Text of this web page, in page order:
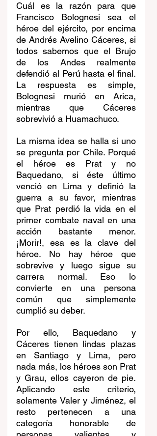
Cuál es la razón para que
Francisco Bolognesi sea el
héroe del ejército, por encima
de Andrés Avelino Cáceres, si
todos sabemos que el Brujo
de los Andes realmente
defendió al Perú hasta el final.
La respuesta es simple,
Bolognesi murió en Arica,
mientras que Cáceres
sobrevivió a Huamachuco.
La misma idea se halla si uno
se pregunta por Chile. Porqué
el héroe es Prat y no
Baquedano, si éste último
venció en Lima y definió la
guerra a su favor, mientras
que Prat perdió la vida en el
primer combate naval en una
acción bastante menor.
¡Morir!, esa es la clave del
héroe. No hay héroe que
sobrevive y luego sigue su
carrera normal. Eso lo
convierte en una persona
común que simplemente
cumplió su deber.
Por ello, Baquedano y
Cáceres tienen lindas plazas
en Santiago y Lima, pero
nada más, los héroes son Prat
y Grau, ellos cayeron de pie.
Aplicando este criterio,
solamente Valer y Jiménez, el
resto pertenecen a una
categoría honorable de